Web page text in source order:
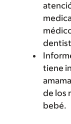
tiene
de los
bebé.